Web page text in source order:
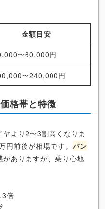
金額目安
〜60,000円
〜240,000円
格帯と特徴
より2〜3割高くなりま
前後が相場です。 パン
がありますが、乗り心地
倍